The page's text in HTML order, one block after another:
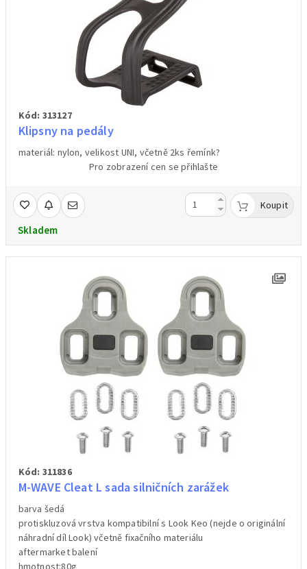
Kód: 313127
Klipsny na pedály
materiál: nylon, velikost UNI, včetně 2ks řemínk?
Pro zobrazení cen se přihlašte
Skladem
Koupit
Kód: 311836
M-WAVE Cleat L sada silničních zarážek
barva šedá
protiskluzová vrstva kompatibilní s Look Keo (nejde o originální
náhradní díl Look) včetně fixačního materiálu
aftermarket balení
hmotnost:80g